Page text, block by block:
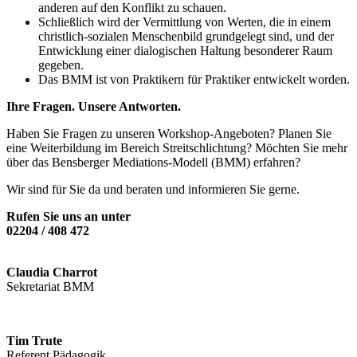
anderen auf den Konflikt zu schauen.
Schließlich wird der Vermittlung von Werten, die in einem
christlich-sozialen Menschenbild grundgelegt sind, und der
Entwicklung einer dialogischen Haltung besonderer Raum
gegeben.
Das BMM ist von Praktikern für Praktiker entwickelt worden.
Ihre Fragen. Unsere Antworten.
Haben Sie Fragen zu unseren Workshop-Angeboten? Planen Sie
eine Weiterbildung im Bereich Streitschlichtung? Möchten Sie mehr
über das Bensberger Mediations-Modell (BMM) erfahren?
Wir sind für Sie da und beraten und informieren Sie gerne.
Rufen Sie uns an unter
02204 / 408 472
Claudia Charrot
Sekretariat BMM
Tim Trute